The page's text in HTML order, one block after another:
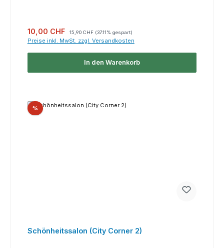
Verkaufspreis:
10,00 CHF 15,90 CHF (37.11% gespart)
Preise inkl. MwSt. zzgl. Versandkosten
In den Warenkorb
%Rabatt
Schönheitssalon (City Corner 2)